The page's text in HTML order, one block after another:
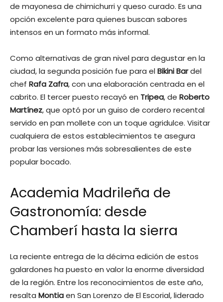
de mayonesa de chimichurri y queso curado. Es una
opción excelente para quienes buscan sabores
intensos en un formato más informal.
Como alternativas de gran nivel para degustar en la
ciudad, la segunda posición fue para elBikini Bardel
chef Rafa Zafra, con una elaboración centrada en el
cabrito. El tercer puesto recayó en Tripea, de Roberto
Martínez, que optó por un guiso de cordero recental
servido en pan mollete con un toque agridulce. Visitar
cualquiera de estos establecimientos te asegura
probar las versiones más sobresalientes de este
popular bocado.
Academia Madrileña de
Gastronomía: desde
Chamberí hasta la sierra
La reciente entrega de la décima edición de estos
galardones ha puesto en valor la enorme diversidad
de la región. Entre los reconocimientos de este año,
resalta Montiaen San Lorenzo de El Escorial, liderado